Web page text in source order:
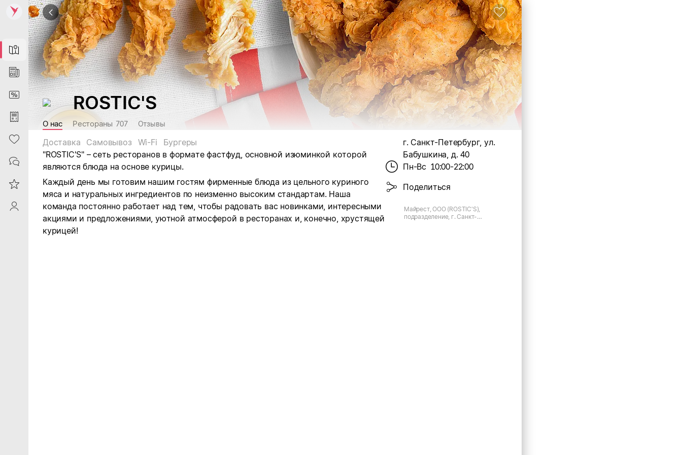
Map
News
DiscountCard
Purchases
Heart
Contacts
Reviews
ProfileSaby
ROSTIC'S
О нас Рестораны 707 Отзывы
Доставка Самовывоз Wi-Fi
Бургеры
"ROSTIC'S" – сеть ресторанов в формате фастфуд, основной изюминкой которой
являются блюда на основе курицы.
Каждый день мы готовим нашим гостям фирменные блюда из цельного куриного
мяса и натуральных ингредиентов по неизменно высоким стандартам. Наша
команда постоянно работает над тем, чтобы радовать вас новинками, интересными
акциями и предложениями, уютной атмосферой в ресторанах и, конечно, хрустящей
курицей!
г. Санкт-Петербург, ул.
Бабушкина, д. 40
Пн-Вс 10:00-22:00
Поделиться
Майрест, ООО (ROSTIC'S),
подразделение, г. Санкт-